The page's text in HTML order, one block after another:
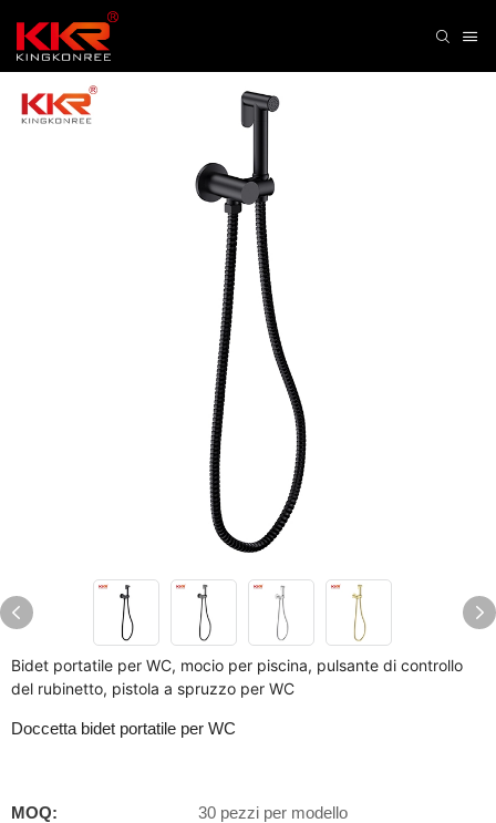
Bidet portatile per WC, mocio per piscina, pulsante di controllo
del rubinetto, pistola a spruzzo per WC
Doccetta bidet portatile per WC
MOQ: 30 pezzi per modello